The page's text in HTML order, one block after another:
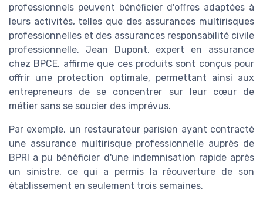
professionnels peuvent bénéficier d'offres adaptées à
leurs activités, telles que des assurances multirisques
professionnelles et des assurances responsabilité civile
professionnelle. Jean Dupont, expert en assurance
chez BPCE, affirme que ces produits sont conçus pour
offrir une protection optimale, permettant ainsi aux
entrepreneurs de se concentrer sur leur cœur de
métier sans se soucier des imprévus.
Par exemple, un restaurateur parisien ayant contracté
une assurance multirisque professionnelle auprès de
BPRI a pu bénéficier d'une indemnisation rapide après
un sinistre, ce qui a permis la réouverture de son
établissement en seulement trois semaines.